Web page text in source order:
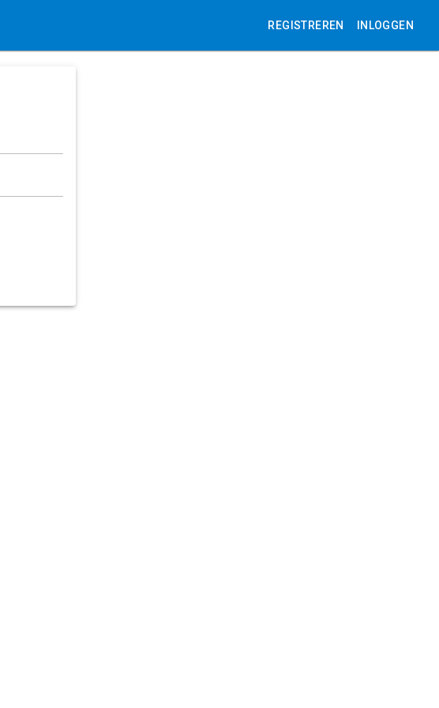
REGISTREREN INLOGGEN